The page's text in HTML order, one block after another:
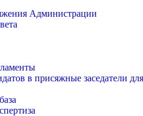
Администрации
в присяжные заседатели